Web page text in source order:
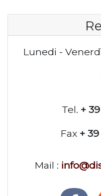
Lunedi -
Tel. +
Fax +
Mail :